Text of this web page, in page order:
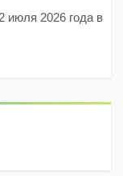
июля 2026 года в